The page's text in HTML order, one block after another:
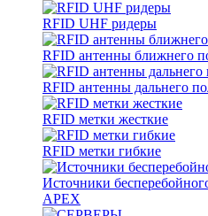
RFID UHF ридеры
RFID антенны ближнего
RFID антенны дальнего
RFID метки жесткие
RFID метки гибкие
Источники
APEX